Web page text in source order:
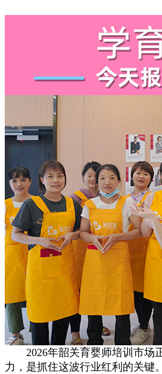
2026年韶关育婴师培训市场正
力，是抓住这波行业红利的关键。